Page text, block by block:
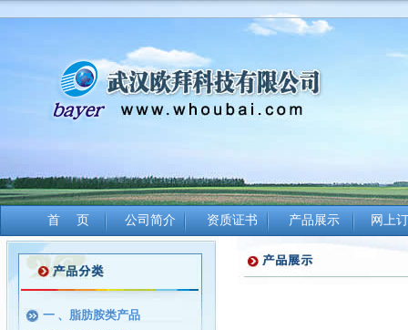
首 页 公司简介 资质证书 产品展示 网上
一 、脂肪胺类产品